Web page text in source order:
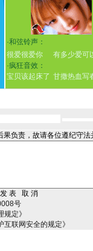
·和弦铃声：
很爱很爱你
有多少爱可
·疯狂音效：
宝贝该起床了 甘撒热血写
果负责，故请各位遵纪守
号
定》
联网安全的规定》